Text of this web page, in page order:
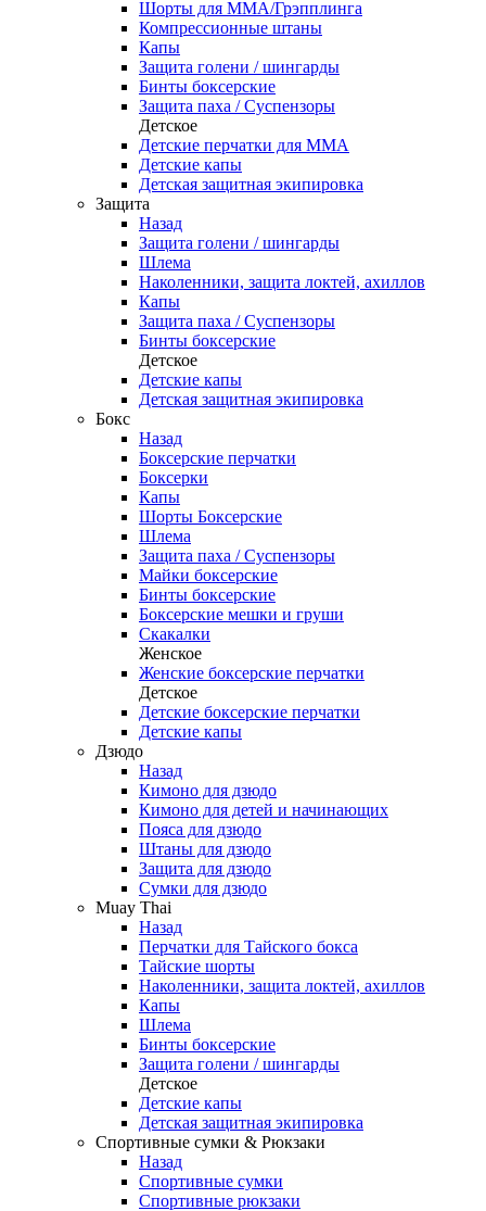
Шорты для ММА/Грэпплинга
Компрессионные штаны
Капы
Защита голени / шингарды
Бинты боксерские
Защита паха / Суспензоры
Детское
Детские перчатки для ММА
Детские капы
Детская защитная экипировка
Защита
Назад
Защита голени / шингарды
Шлема
Наколенники, защита локтей, ахиллов
Капы
Защита паха / Суспензоры
Бинты боксерские
Детское
Детские капы
Детская защитная экипировка
Бокс
Назад
Боксерские перчатки
Боксерки
Капы
Шорты Боксерские
Шлема
Защита паха / Суспензоры
Майки боксерские
Бинты боксерские
Боксерские мешки и груши
Скакалки
Женское
Женские боксерские перчатки
Детское
Детские боксерские перчатки
Детские капы
Дзюдо
Назад
Кимоно для дзюдо
Кимоно для детей и начинающих
Пояса для дзюдо
Штаны для дзюдо
Защита для дзюдо
Сумки для дзюдо
Muay Thai
Назад
Перчатки для Тайского бокса
Тайские шорты
Наколенники, защита локтей, ахиллов
Капы
Шлема
Бинты боксерские
Защита голени / шингарды
Детское
Детские капы
Детская защитная экипировка
Спортивные сумки & Рюкзаки
Назад
Спортивные сумки
Спортивные рюкзаки